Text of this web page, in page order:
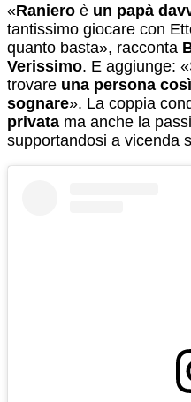
«Raniero è un papà
tantissimo giocare con
quanto basta», racconta
Verissimo. E aggiunge:
trovare una persona
sognare». La coppia
privata ma anche la
supportandosi a vicenda